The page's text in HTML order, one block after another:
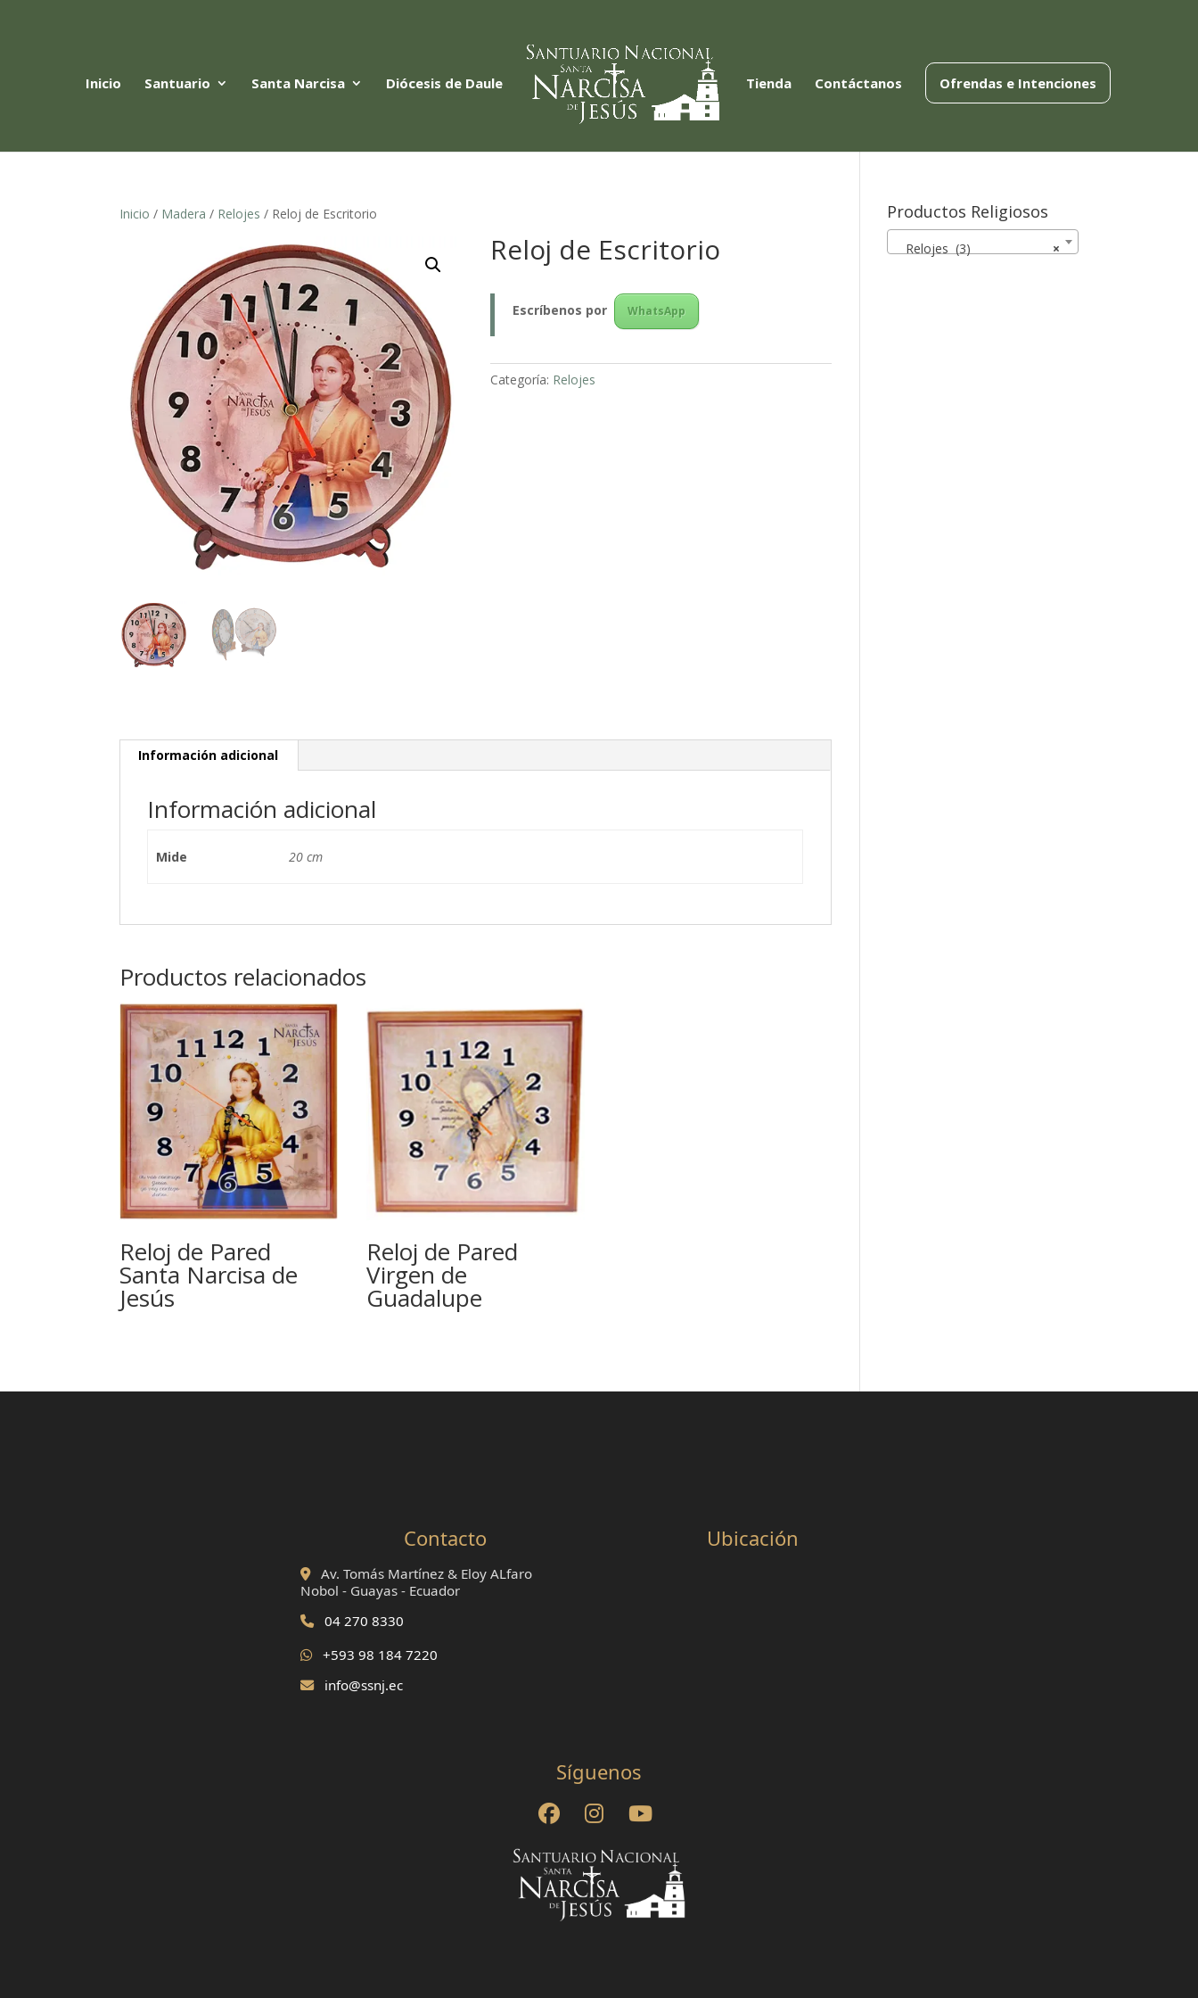
Inicio Santuario Santa Narcisa Diócesis de Daule Tienda Contáctanos Ofrendas e Intenciones
Inicio / Madera / Relojes / Reloj de Escritorio
Reloj de Escritorio
Escríbenos por WhatsApp
Categoría: Relojes
Información adicional
Información adicional
Mide 20 cm
Productos relacionados
Reloj de Pared
Santa Narcisa de
Jesús
Reloj de Pared
Virgen de
Guadalupe
Productos Religiosos
×
Relojes (3)
Contacto
Av. Tomás Martínez & Eloy ALfaro
Nobol - Guayas - Ecuador
04 270 8330
+593 98 184 7220
info@ssnj.ec
Ubicación
Síguenos